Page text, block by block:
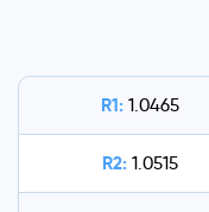
R1: 1.0465
R2: 1.0515